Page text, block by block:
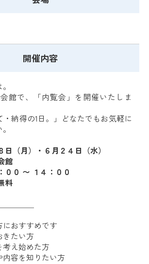
開催内容
館で、
「内覧会」を開催いたしま
・納得の1日。」どなたでもお気軽に
日（月）・６月２４日（水）
館
００ 〜 １４：００
料
おすすめです
たい方
考え始めた方
内容を知りたい方